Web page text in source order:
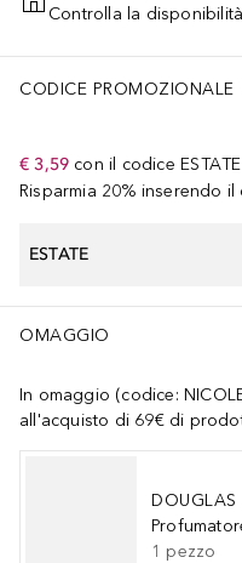
Controlla la
CODICE PROMOZIONALE
€ 3,59 con il codice ESTATE
Risparmia 20% inserendo
ESTATE
OMAGGIO
In omaggio (codice:
all'acquisto di 69€ di
DOUGLAS
1 pezzo